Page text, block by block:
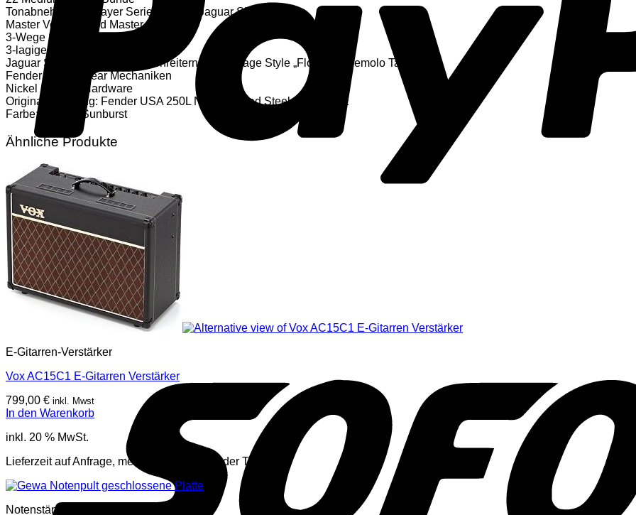
Tonabnehmer: 2 Player Serie Alnico 5 Jaguar Single Coils
Master Volume- und Master-Tonregler
3-Wege Schalter
3-lagiges Parchment Schlagbrett
Jaguar Steg mit Mustang Saitenreitern und Vintage Style „Floating“ Tremolo Tailpiece
Fender ClassicGear Mechaniken
Nickel / Chrom Hardware
Originalbesaitung: Fender USA 250L Nickel Plated Steel .009 – .042
Farbe: 3-Color Sunburst
Ähnliche Produkte
E-Gitarren-Verstärker
Vox AC15C1 E-Gitarren Verstärker
799,00 € inkl. Mwst
In den Warenkorb
inkl. 20 % MwSt.
Lieferzeit auf Anfrage, mehr Infos per Mail oder Telefon
Notenständer